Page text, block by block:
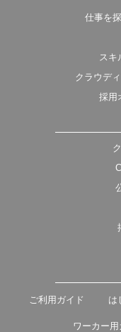
仕事を
スキ
クラウデ
採用
ご利用ガイド は
ワーカー用